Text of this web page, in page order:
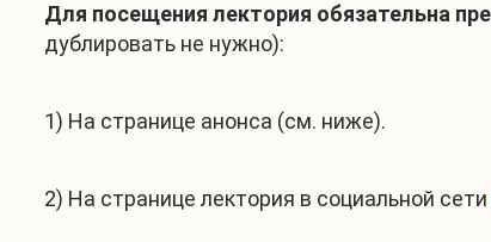
Для посещения лектория обязательна
дублировать не нужно):
1) На странице анонса (см. ниже).
2) На странице лектория в социальной сети